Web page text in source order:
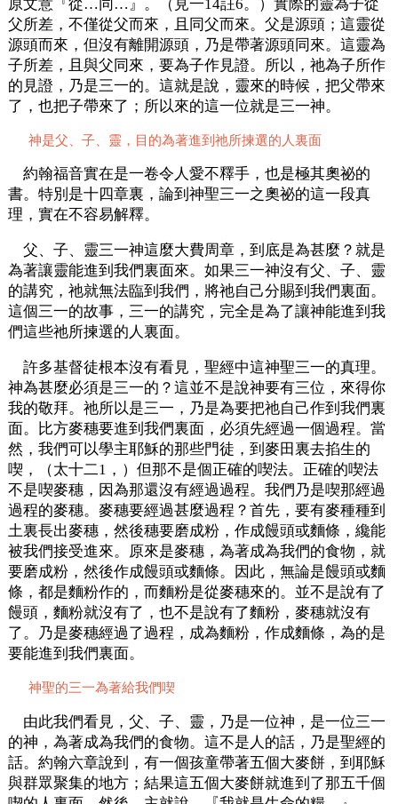
原文意『從…同…』。（見一14註6。）實際的靈為子從
父所差，不僅從父而來，且同父而來。父是源頭；這靈從
源頭而來，但沒有離開源頭，乃是帶著源頭同來。這靈為
子所差，且與父同來，要為子作見證。所以，祂為子所作
的見證，乃是三一的。這就是說，靈來的時候，把父帶來
了，也把子帶來了；所以來的這一位就是三一神。
神是父、子、靈，目的為著進到祂所揀選的人裏面
約翰福音實在是一卷令人愛不釋手，也是極其奧祕的
書。特別是十四章裏，論到神聖三一之奧祕的這一段真
理，實在不容易解釋。
父、子、靈三一神這麼大費周章，到底是為甚麼？就是
為著讓靈能進到我們裏面來。如果三一神沒有父、子、靈
的講究，祂就無法臨到我們，將祂自己分賜到我們裏面。
這個三一的故事，三一的講究，完全是為了讓神能進到我
們這些祂所揀選的人裏面。
許多基督徒根本沒有看見，聖經中這神聖三一的真理。
神為甚麼必須是三一的？這並不是說神要有三位，來得你
我的敬拜。祂所以是三一，乃是為要把祂自己作到我們裏
面。比方麥穗要進到我們裏面，必須先經過一個過程。當
然，我們可以學主耶穌的那些門徒，到麥田裏去掐生的
喫，（太十二1，）但那不是個正確的喫法。正確的喫法
不是喫麥穗，因為那還沒有經過過程。我們乃是喫那經過
過程的麥穗。麥穗要經過甚麼過程？首先，要有麥種種到
土裏長出麥穗，然後穗要磨成粉，作成饅頭或麵條，纔能
被我們接受進來。原來是麥穗，為著成為我們的食物，就
要磨成粉，然後作成饅頭或麵條。因此，無論是饅頭或麵
條，都是麵粉作的，而麵粉是從麥穗來的。並不是說有了
饅頭，麵粉就沒有了，也不是說有了麵粉，麥穗就沒有
了。乃是麥穗經過了過程，成為麵粉，作成麵條，為的是
要能進到我們裏面。
神聖的三一為著給我們喫
由此我們看見，父、子、靈，乃是一位神，是一位三一
的神，為著成為我們的食物。這不是人的話，乃是聖經的
話。約翰六章說到，有一個孩童帶著五個大麥餅，到耶穌
與群眾聚集的地方；結果這五個大麥餅就進到了那五千個